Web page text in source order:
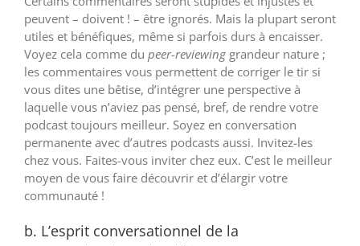
peuvent – doivent ! – être ignorés. Mais la plupart seront
utiles et bénéfiques, même si parfois durs à encaisser.
Voyez cela comme du peer-reviewing grandeur nature ;
les commentaires vous permettent de corriger le tir si
vous dites une bêtise, d’intégrer une perspective à
laquelle vous n’aviez pas pensé, bref, de rendre votre
podcast toujours meilleur. Soyez en conversation
permanente avec d’autres podcasts aussi. Invitez-les
chez vous. Faites-vous inviter chez eux. C’est le meilleur
moyen de vous faire découvrir et d’élargir votre
communauté !
b. L’esprit conversationnel de la